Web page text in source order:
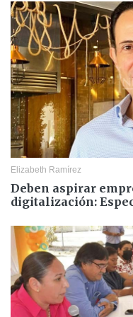
Elizabeth Ramírez
Deben aspirar
digitalización: